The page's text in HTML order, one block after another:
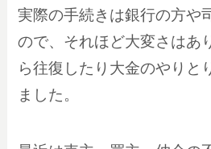
実際の手続きは銀行の方や
ので、それほど大変さはあ
ら往復したり大金のやりと
ました。